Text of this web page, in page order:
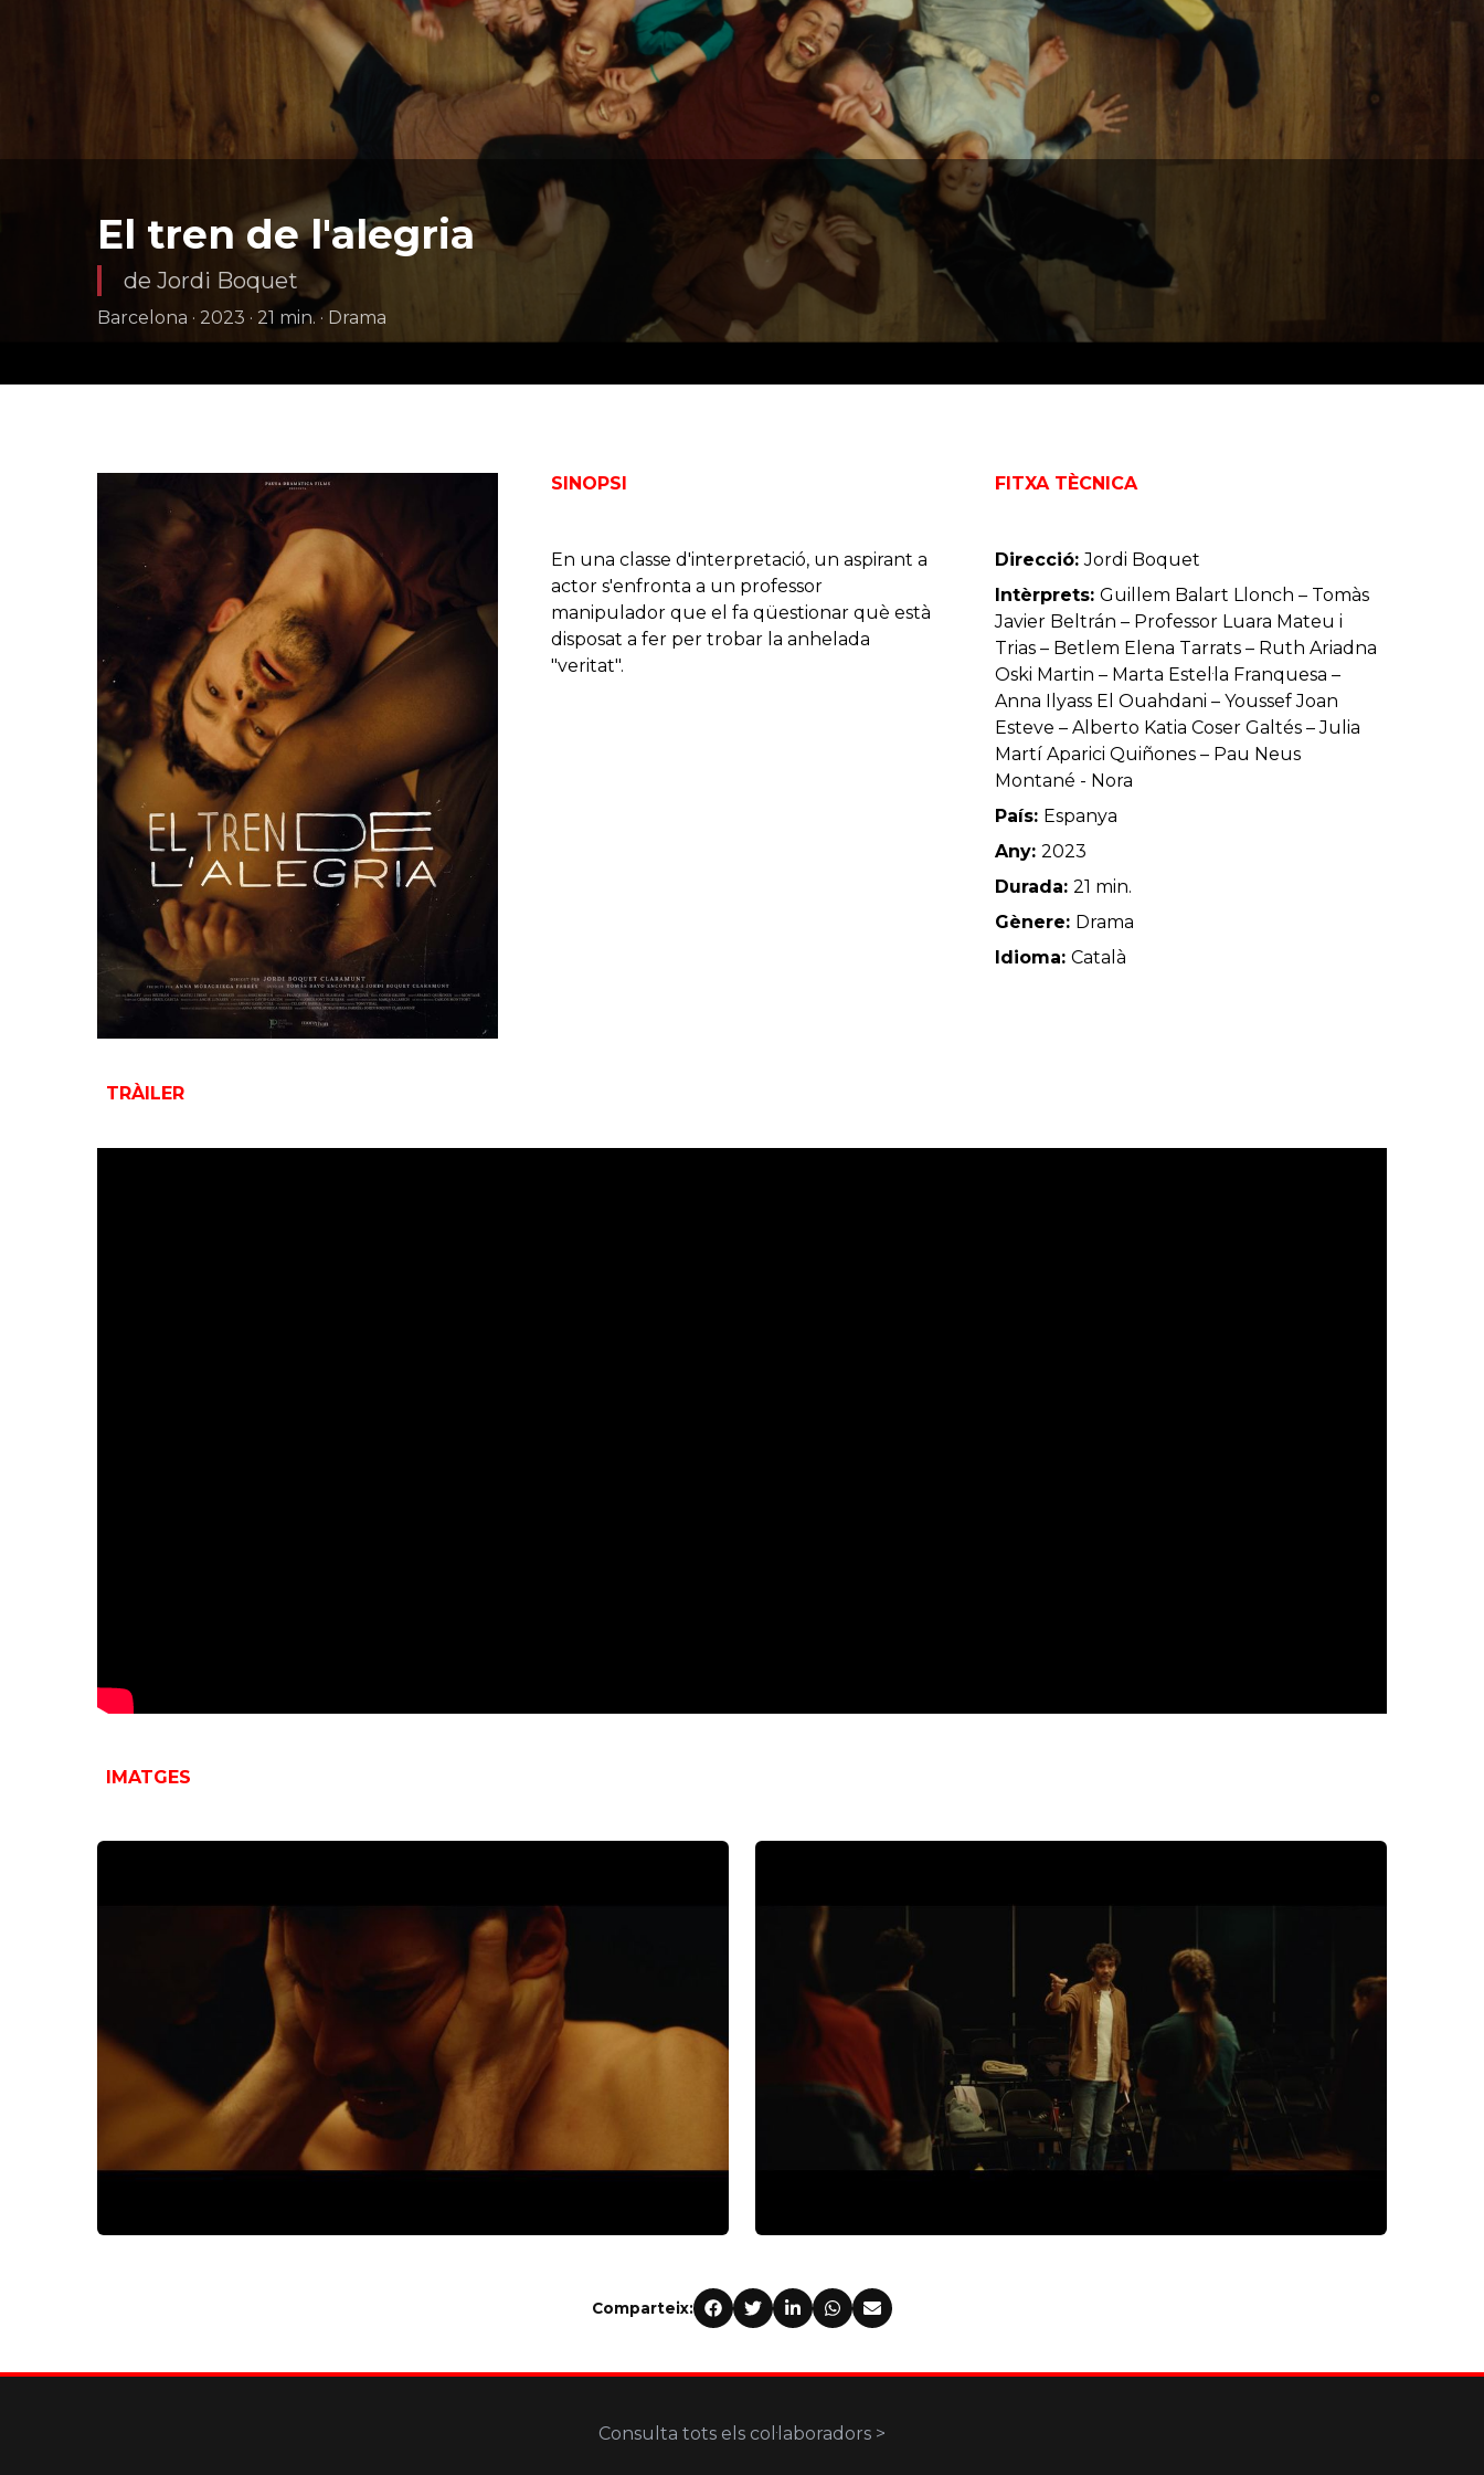
El tren de l'alegria
de Jordi Boquet
Barcelona · 2023 · 21 min. · Drama
SINOPSI
En una classe d'interpretació, un aspirant a
actor s'enfronta a un professor
manipulador que el fa qüestionar què està
disposat a fer per trobar la anhelada
"veritat".
FITXA TÈCNICA
Direcció:Jordi Boquet
Intèrprets:Guillem Balart Llonch – Tomàs
Javier Beltrán – Professor Luara Mateu i
Trias – Betlem Elena Tarrats – Ruth Ariadna
Oski Martin – Marta Estel·la Franquesa –
Anna Ilyass El Ouahdani – Youssef Joan
Esteve – Alberto Katia Coser Galtés – Julia
Martí Aparici Quiñones – Pau Neus
Montané - Nora
País: Espanya
Any:2023
Durada:21 min.
Gènere: Drama
Idioma:Català
TRÀILER
IMATGES
Comparteix:
Consulta tots els col·laboradors >